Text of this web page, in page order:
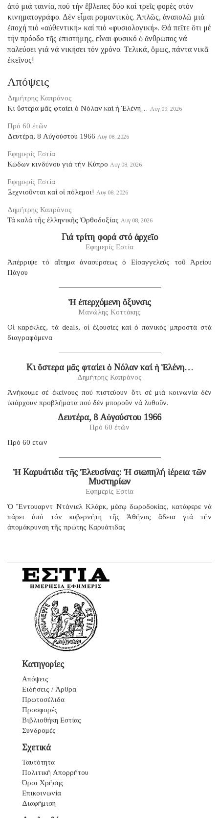
ἀπό μιά ταινία, πού τήν ἔβλεπες δύο καί τρεῖς φορές στόν
κινηματογράφο. Δέν εἶμαι ρομαντικός. Ἁπλῶς, ἀναπολῶ μιά
ἐποχή πιό «αὐθεντική» καί πιό «φυσιολογική». Θά πεῖτε ὅτι μέ
τήν πρόοδο τῆς ἐπιστήμης, εἶναι φυσικό ὁ ἄνθρωπος νά
παλεύσει γιά νά νικήσει τόν χρόνο. Τελικά, ὅμως, πάντα νικᾶ
ἐκεῖνος!
Απόψεις
Δημήτρης Καπράνος
Κι ὕστερα μᾶς φταίει ὁ Νόλαν καί ἡ Ἑλένη… Αυγ 09, 2026
Πρό 60 ἐτῶν
Δευτέρα, 8 Αὐγούστου 1966 Αυγ 08, 2026
Εφημερίς Εστία
Κώδων κινδύνου γιά τήν Κύπρο Αυγ 08, 2026
Εφημερίς Εστία
Ξεχνιοῦνται καί οἱ πόλεμοι! Αυγ 08, 2026
Δημήτρης Καπράνος
Τά καλά τῆς ἑλληνικῆς Ὀρθοδοξίας Αυγ 08, 2026
Γιά τρίτη φορά στό ἀρχεῖο
Εφημερίς Εστία
Ἀπέρριψε τό αἴτημα ἀνασύρσεως ὁ Εἰσαγγελεύς τοῦ Ἀρείου
Πάγου
Ἡ ἐπερχόμενη ὄξυνσις
Μανώλης Κοττάκης
Οἱ καρέκλες, τά deals, οἱ ἐξουσίες καί ὁ πανικός μπροστά στά
διαγραφόμενα
Κι ὕστερα μᾶς φταίει ὁ Νόλαν καί ἡ Ἑλένη…
Δημήτρης Καπράνος
Ἀνήκουμε σέ ἐκείνους πού πιστεύουν ὅτι σέ μιά κοινωνία δέν
ὑπάρχουν προβλήματα πού δέν μποροῦν νά λυθοῦν.
Δευτέρα, 8 Αὐγούστου 1966
Πρό 60 ἐτῶν
Πρό 60 ετων
Ἡ Καρυάτιδα τῆς Ἐλευσίνας: Ἡ σιωπηλή ἱέρεια τῶν
Μυστηρίων
Εφημερίς Εστία
Ὁ Ἔντουαρντ Ντάνιελ Κλάρκ, μέσῳ δωροδοκίας, κατάφερε νά
πάρει ἀπό τόν κυβερνήτη τῆς Ἀθήνας ἄδεια γιά τήν
ἀπομάκρυνση τῆς πρώτης Καρυάτιδας
Κατηγορίες
Απόψεις
Ειδήσεις / Άρθρα
Πρωτοσέλιδα
Προσφορές
Βιβλιοθήκη Εστίας
Συνδρομές
Σχετικά
Ταυτότητα
Πολιτική Απορρήτου
Όροι Χρήσης
Επικοινωνία
Διαφήμιση